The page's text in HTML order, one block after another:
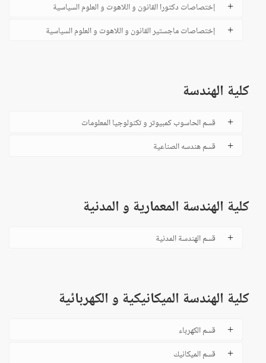
إختصاصات دكتورا القانون و اللاهوت و العلوم السياسية
إختصاصات ماجستير القانون و اللاهوت و العلوم السياسية
كلية الهندسة
قسم الحاسوب كمبيوتر و تكنولوجيا المعلومات
قسم هندسه الصناعية
كلية الهندسة المعمارية و المدنية
قسم الهندسة المدنية
كلية الهندسة الميكانيكية و الكهربائية
قسم الكهرباء
قسم الميكانيك